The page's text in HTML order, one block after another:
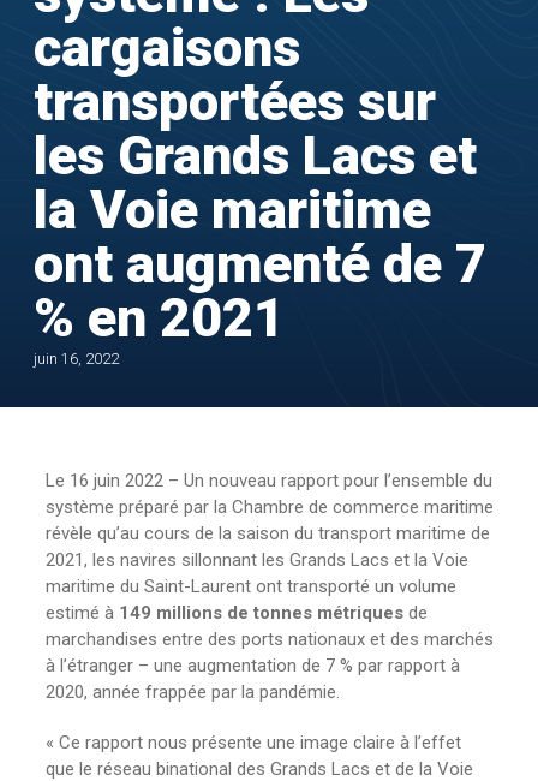
cargaisons
transportées sur
les Grands Lacs et
la Voie maritime
ont augmenté de 7
% en 2021
juin 16, 2022
Le 16 juin 2022 – Un nouveau rapport pour l’ensemble du
système préparé par la Chambre de commerce maritime
révèle qu’au cours de la saison du transport maritime de
2021, les navires sillonnant les Grands Lacs et la Voie
maritime du Saint-Laurent ont transporté un volume
estimé à 149 millions de tonnes métriquesde
marchandises entre des ports nationaux et des marchés
à l’étranger – une augmentation de 7 % par rapport à
2020, année frappée par la pandémie.
« Ce rapport nous présente une image claire à l’effet
que le réseau binational des Grands Lacs et de la Voie